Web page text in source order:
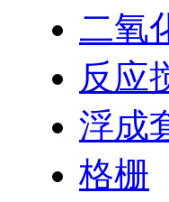
二氧
反应
浮成
格栅